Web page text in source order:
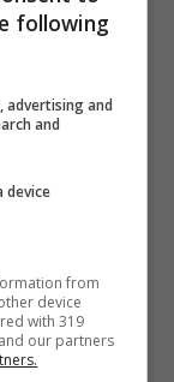
regalato
parlare di
lo ha
il
following
advertising and
and
device
from
device
with 319
our partners